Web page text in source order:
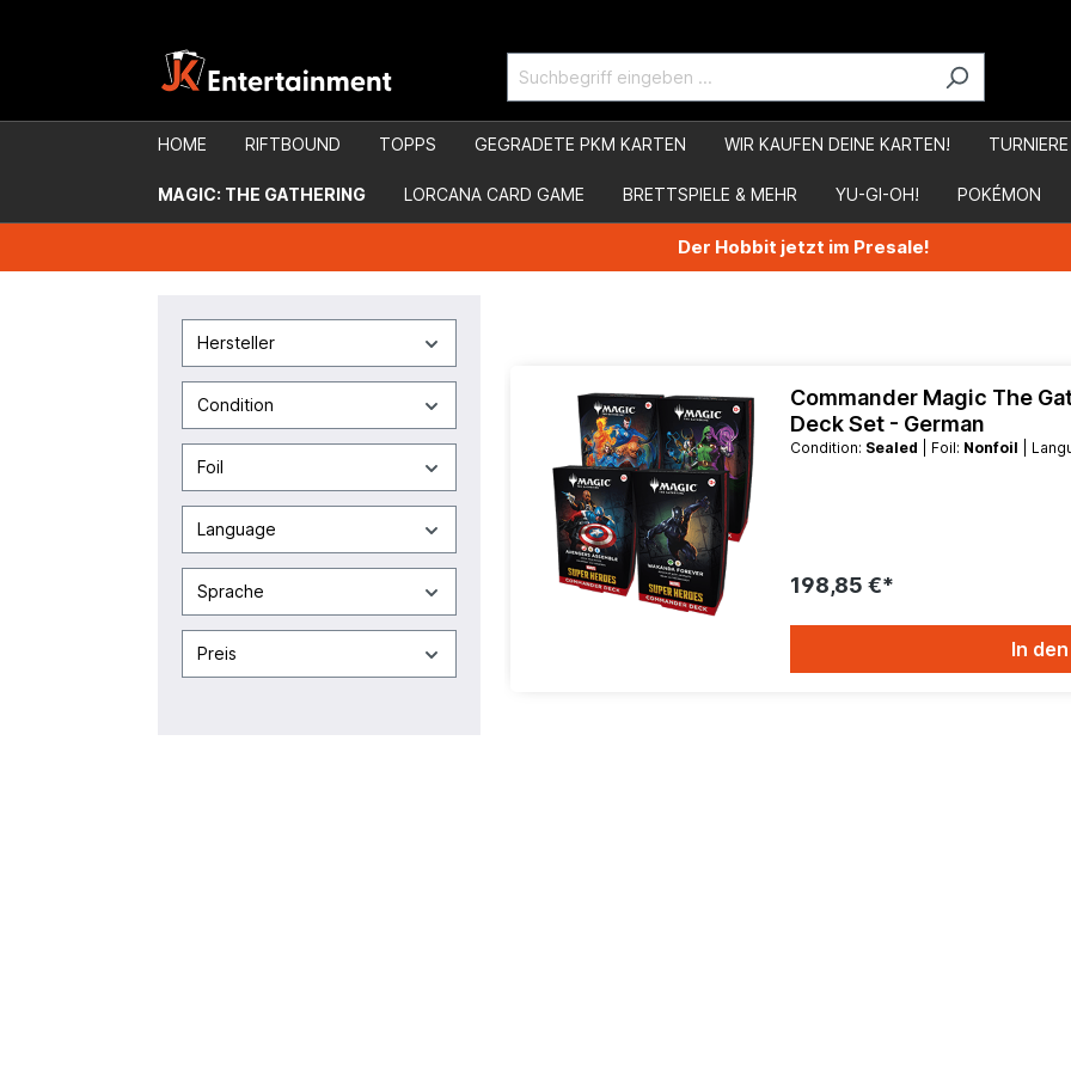
HOME RIFTBOUND TOPPS GEGRADETE PKM KARTEN WIR KAUFEN DEINE KARTEN!
MAGIC: THE GATHERING LORCANA CARD GAME BRETTSPIELE & MEHR YU-GI-OH! POKÉMON
Der Hobbit jetzt im Presale!
Hersteller
Condition
Foil
Language
Sprache
Preis
Commander Magic The
Deck Set - German
Condition: Sealed | Foil: Nonfoil |
198,85 €*
In